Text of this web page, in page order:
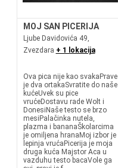
MOJ SAN PICERIJA
Ljube Davidovića 49,
Zvezdara + 1 lokacija
Ova pica nije kao svakaPrave
je dva ortakaSvratite do naše
kućeUvek su pice
vrućeDostavu rade Wolt i
DonesiNaše testo se brzo
mesiPalačinka nutela,
plazma i bananaŠkolarcima
je omiljena hranaMoj izbor je
lepinja vrućaPicerija je moja
druga kuća Majstor Aca u
vazduhu testo bacaVole ga